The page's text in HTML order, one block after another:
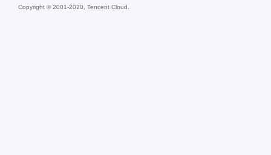
Copyright © 2001-2020, Tencent Cloud.